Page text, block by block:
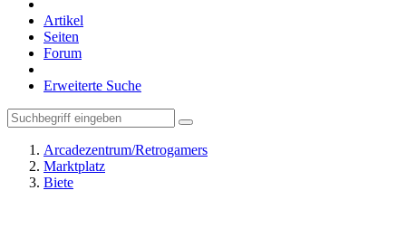
Artikel
Seiten
Forum
Erweiterte Suche
Arcadezentrum/Retrogamers
Marktplatz
Biete